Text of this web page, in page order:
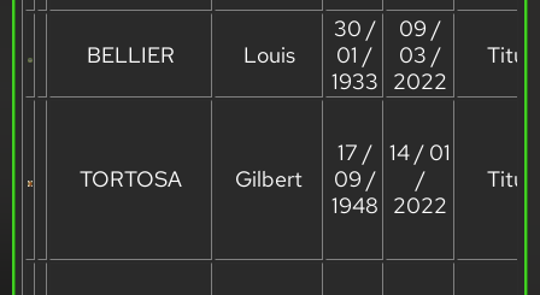
BELLIER Louis
30 /
01 /
1933
09 /
03 /
2022
TORTOSA Gilbert
17 /
09 /
1948
14 / 01
/
2022